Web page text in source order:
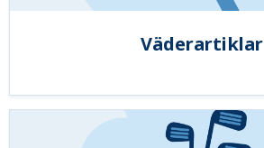
Väderartiklar